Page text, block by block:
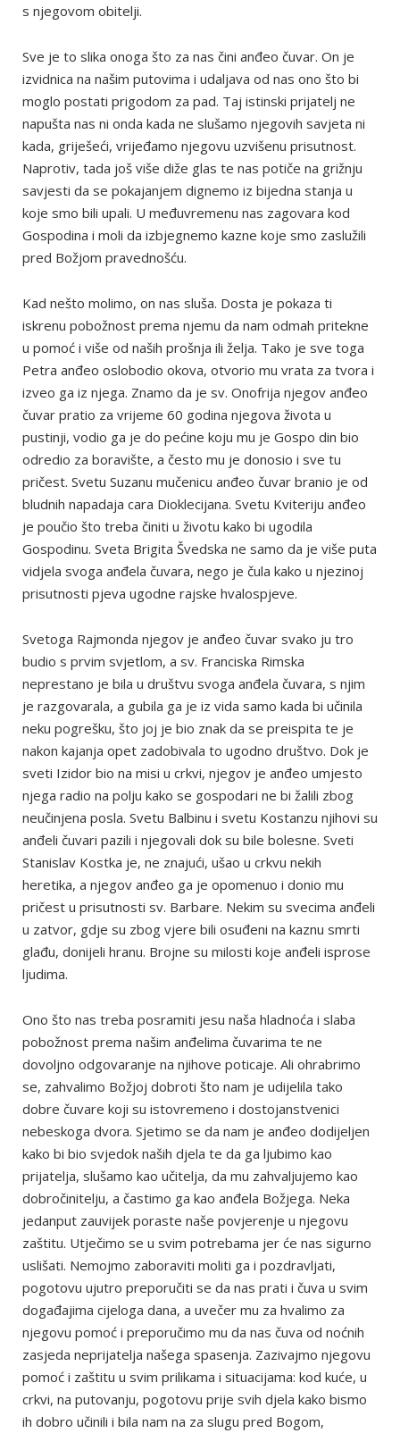
s njegovom obitelji.
Sve je to slika onoga što za nas čini anđeo čuvar. On je
izvidnica na našim putovima i udaljava od nas ono što bi
moglo postati prigodom za pad. Taj istinski prijatelj ne
napušta nas ni onda kada ne slušamo njegovih savjeta ni
kada, griješeći, vrijeđamo njegovu uzvišenu prisutnost.
Naprotiv, tada još više diže glas te nas potiče na grižnju
savjesti da se pokajanjem dignemo iz bijedna stanja u
koje smo bili upali. U međuvremenu nas zagovara kod
Gospodina i moli da izbjegnemo kazne koje smo zaslužili
pred Božjom pravednošću.
Kad nešto molimo, on nas sluša. Dosta je pokaza ti
iskrenu pobožnost prema njemu da nam odmah pritekne
u pomoć i više od naših prošnja ili želja. Tako je sve toga
Petra anđeo oslobodio okova, otvorio mu vrata za tvora i
izveo ga iz njega. Znamo da je sv. Onofrija njegov anđeo
čuvar pratio za vrijeme 60 godina njegova života u
pustinji, vodio ga je do pećine koju mu je Gospo din bio
odredio za boravište, a često mu je donosio i sve tu
pričest. Svetu Suzanu mučenicu anđeo čuvar branio je od
bludnih napadaja cara Dioklecijana. Svetu Kviteriju anđeo
je poučio što treba činiti u životu kako bi ugodila
Gospodinu. Sveta Brigita Švedska ne samo da je više puta
vidjela svoga anđela čuvara, nego je čula kako u njezinoj
prisutnosti pjeva ugodne rajske hvalospjeve.
Svetoga Rajmonda njegov je anđeo čuvar svako ju tro
budio s prvim svjetlom, a sv. Franciska Rimska
neprestano je bila u društvu svoga anđela čuvara, s njim
je razgovarala, a gubila ga je iz vida samo kada bi učinila
neku pogrešku, što joj je bio znak da se preispita te je
nakon kajanja opet zadobivala to ugodno društvo. Dok je
sveti Izidor bio na misi u crkvi, njegov je anđeo umjesto
njega radio na polju kako se gospodari ne bi žalili zbog
neučinjena posla. Svetu Balbinu i svetu Kostanzu njihovi su
anđeli čuvari pazili i njegovali dok su bile bolesne. Sveti
Stanislav Kostka je, ne znajući, ušao u crkvu nekih
heretika, a njegov anđeo ga je opomenuo i donio mu
pričest u prisutnosti sv. Barbare. Nekim su svecima anđeli
u zatvor, gdje su zbog vjere bili osuđeni na kaznu smrti
glađu, donijeli hranu. Brojne su milosti koje anđeli isprose
ljudima.
Ono što nas treba posramiti jesu naša hladnoća i slaba
pobožnost prema našim anđelima čuvarima te ne
dovoljno odgovaranje na njihove poticaje. Ali ohrabrimo
se, zahvalimo Božjoj dobroti što nam je udijelila tako
dobre čuvare koji su istovremeno i dostojanstvenici
nebeskoga dvora. Sjetimo se da nam je anđeo dodijeljen
kako bi bio svjedok naših djela te da ga ljubimo kao
prijatelja, slušamo kao učitelja, da mu zahvaljujemo kao
dobročinitelju, a častimo ga kao anđela Božjega. Neka
jedanput zauvijek poraste naše povjerenje u njegovu
zaštitu. Utječimo se u svim potrebama jer će nas sigurno
uslišati. Nemojmo zaboraviti moliti ga i pozdravljati,
pogotovu ujutro preporučiti se da nas prati i čuva u svim
događajima cijeloga dana, a uvečer mu za hvalimo za
njegovu pomoć i preporučimo mu da nas čuva od noćnih
zasjeda neprijatelja našega spasenja. Zazivajmo njegovu
pomoć i zaštitu u svim prilikama i situacijama: kod kuće, u
crkvi, na putovanju, pogotovu prije svih djela kako bismo
ih dobro učinili i bila nam na za slugu pred Bogom,